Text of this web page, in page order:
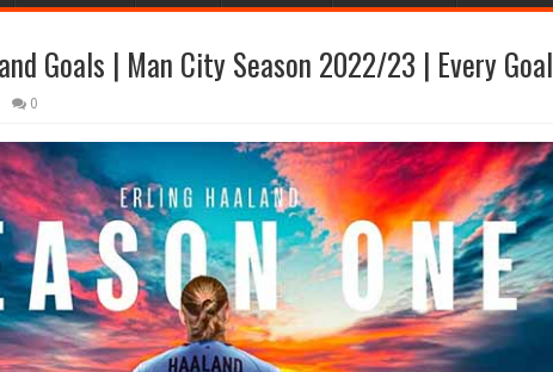
Goals | Man City Season 2022/23 | Every Goal
0